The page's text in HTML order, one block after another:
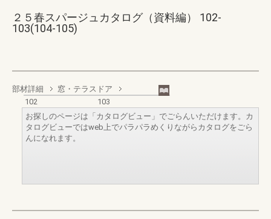
２５春スパージュカタログ（資料編） 102-
103(104-105)
部材詳細
窓・テラスドア
102
103
お探しのページは「カタログビュー」でごらんいただけます。カ
タログビューではweb上でパラパラめくりながらカタログをごら
んになれます。